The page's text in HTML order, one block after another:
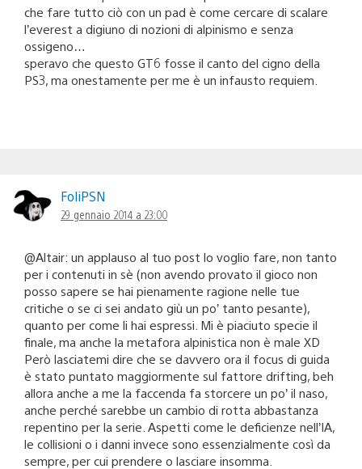
che fare tutto ciò con un pad è come cercare di scalare
l’everest a digiuno di nozioni di alpinismo e senza
ossigeno…
speravo che questo GT6 fosse il canto del cigno della
PS3, ma onestamente per me è un infausto requiem.
FoliPSN
29 gennaio 2014 a 23:00
@Altair: un applauso al tuo post lo voglio fare, non tanto
per i contenuti in sè (non avendo provato il gioco non
posso sapere se hai pienamente ragione nelle tue
critiche o se ci sei andato giù un po’ tanto pesante),
quanto per come li hai espressi. Mi è piaciuto specie il
finale, ma anche la metafora alpinistica non è male XD
Però lasciatemi dire che se davvero ora il focus di guida
è stato puntato maggiormente sul fattore drifting, beh
allora anche a me la faccenda fa storcere un po’ il naso,
anche perché sarebbe un cambio di rotta abbastanza
repentino per la serie. Aspetti come le deficienze nell’IA,
le collisioni o i danni invece sono essenzialmente così da
sempre, per cui prendere o lasciare insomma.